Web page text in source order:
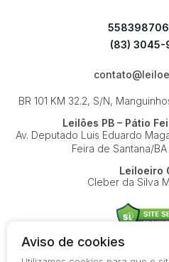
(83) 3045-
BR 101 KM 32.2, S/N,
Leilões PB – Pátio
Av. Deputado Luis Eduardo
Feira de Santana/BA
Leiloeiro
Cleber da Silva
Aviso de cookies